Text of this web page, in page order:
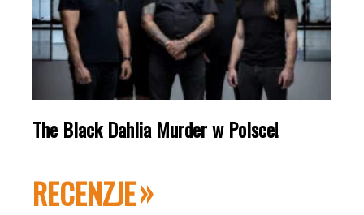
The Black Dahlia Murder w Polsce!
RECENZJE